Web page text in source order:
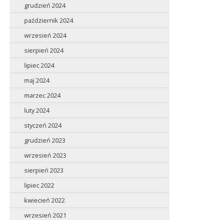
grudzień 2024
październik 2024
wrzesień 2024
sierpień 2024
lipiec 2024
maj 2024
marzec 2024
luty 2024
styczeń 2024
grudzień 2023
wrzesień 2023
sierpień 2023
lipiec 2022
kwiecień 2022
wrzesień 2021